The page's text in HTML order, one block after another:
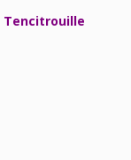
Tencitrouille